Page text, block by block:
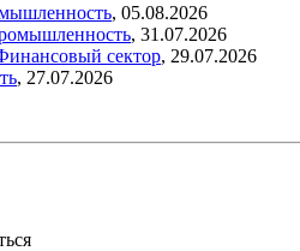
, 05.08.2026
, 31.07.2026
сектор, 29.07.2026
, 27.07.2026